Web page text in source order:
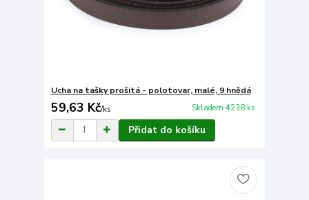
Ucha na tašky prošitá - polotovar, malé, 9 hnědá
59,63 Kč/ks Skladem 4238 ks
Přidat do košíku